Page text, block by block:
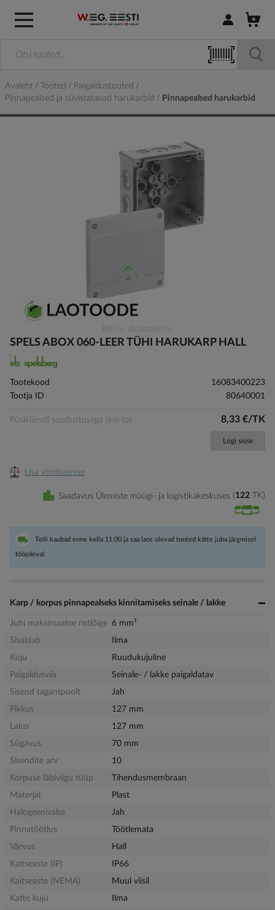
Logi sisse /
Avaleht Tooted
Paigaldustooted
Pinnapealsed ja süvistatavad harukarbid
Pinnapealsed harukarbid
to
beginning
of
images
gallery
SPELS ABOX 060-LEER TÜHI HARUKARP HALL
Tootekood
16083400223
Tootja ID
80640001
Püsikliendi soodustusega (km-ta) 8,33 €/TK
Logi sisse
Lisa võrdlusesse
Saadavus Ülemiste müügi- ja logistikakeskuses 122 TK
Telli kaubad enne kella 11:00 ja saa laos olevad tooted kätte juba järgmisel
tööpäeval.
Karp / korpus pinnapealseks kinnitamiseks seinale / lakke
Juhi maksimaalne ristlõige 6 mm²
Sisaldab
Ilma
Kuju
Ruudukujuline
Paigaldusviis
Seinale- / lakke paigaldatav
Sisend tagantpoolt
Jah
Pikkus
127 mm
Laius
127 mm
Sügavus
70 mm
Sisendite arv
10
Korpuse läbiviigu tüüp
Tihendusmembraan
Materjal
Plast
Halogeenivaba
Jah
Pinnatöötlus
Töötlemata
Värvus
Hall
Kaitseaste (IP)
IP66
Kaitseaste (NEMA)
Muul viisil
Katte kuju
Ilma